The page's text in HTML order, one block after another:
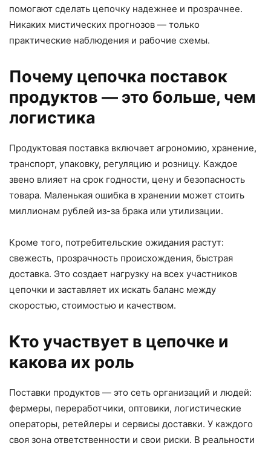
помогают сделать цепочку надежнее и прозрачнее.
Никаких мистических прогнозов — только
практические наблюдения и рабочие схемы.
Почему цепочка поставок
продуктов — это больше, чем
логистика
Продуктовая поставка включает агрономию, хранение,
транспорт, упаковку, регуляцию и розницу. Каждое
звено влияет на срок годности, цену и безопасность
товара. Маленькая ошибка в хранении может стоить
миллионам рублей из-за брака или утилизации.
Кроме того, потребительские ожидания растут:
свежесть, прозрачность происхождения, быстрая
доставка. Это создает нагрузку на всех участников
цепочки и заставляет их искать баланс между
скоростью, стоимостью и качеством.
Кто участвует в цепочке и
какова их роль
Поставки продуктов — это сеть организаций и людей:
фермеры, переработчики, оптовики, логистические
операторы, ретейлеры и сервисы доставки. У каждого
своя зона ответственности и свои риски. В реальности